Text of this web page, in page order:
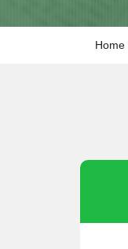
Home